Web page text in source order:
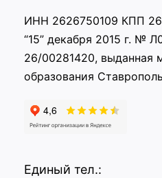
ИНН 2626750109 КПП
“15” декабря 2015 г. №
26/00281420, выданная
образования
Единый тел.: